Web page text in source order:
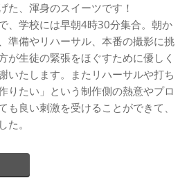
た、渾身のスイーツです！
、学校には早朝4時30分集合。朝か
準備やリハーサル、本番の撮影に挑
が生徒の緊張をほぐすために優しく
いたします。またリハーサルや打ち
りたい」という制作側の熱意やプロ
も良い刺激を受けることができて、
た。